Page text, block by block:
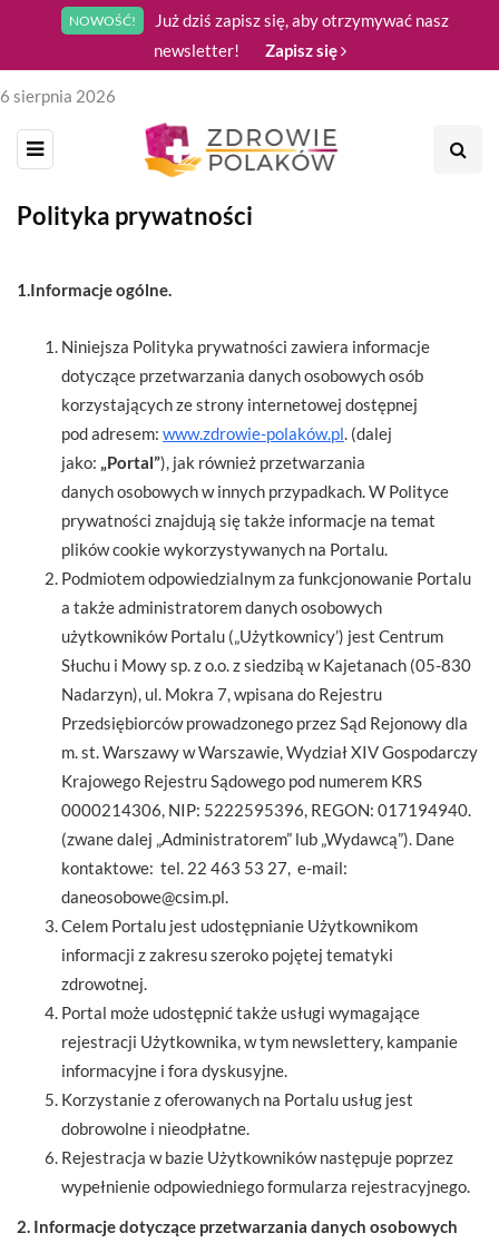
NOWOŚĆ!
Już dziś zapisz się, aby otrzymywać nasz
newsletter!
Zapisz się
6 sierpnia 2026
Polityka prywatności
1.Informacje ogólne.
Niniejsza Polityka prywatności zawiera informacje
dotyczące przetwarzania danych osobowych osób
korzystających ze strony internetowej dostępnej
pod adresem: www.zdrowie-polaków.pl . (dalej
jako:
„Portal”), jak również przetwarzania
danych osobowych w innych przypadkach. W Polityce
prywatności znajdują się także informacje na temat
plików cookie wykorzystywanych na Portalu.
Podmiotem odpowiedzialnym za funkcjonowanie Portalu
a także administratorem danych osobowych
użytkowników Portalu („Użytkownicy’) jest Centrum
Słuchu i Mowy sp. z o.o. z siedzibą w Kajetanach (05-830
Nadarzyn), ul. Mokra 7, wpisana do Rejestru
Przedsiębiorców prowadzonego przez Sąd Rejonowy dla
m. st. Warszawy w Warszawie, Wydział XIV Gospodarczy
Krajowego Rejestru Sądowego pod numerem KRS
0000214306, NIP: 5222595396, REGON: 017194940.
(zwane dalej „Administratorem” lub „Wydawcą”). Dane
kontaktowe: tel. 22 463 53 27, e-mail:
daneosobowe@csim.pl.
Celem Portalu jest udostępnianie Użytkownikom
informacji z zakresu szeroko pojętej tematyki
zdrowotnej.
Portal może udostępnić także usługi wymagające
rejestracji Użytkownika, w tym newslettery, kampanie
informacyjne i fora dyskusyjne.
Korzystanie z oferowanych na Portalu usług jest
dobrowolne i nieodpłatne.
Rejestracja w bazie Użytkowników następuje poprzez
wypełnienie odpowiedniego formularza rejestracyjnego.
2. Informacje dotyczące przetwarzania danych osobowych